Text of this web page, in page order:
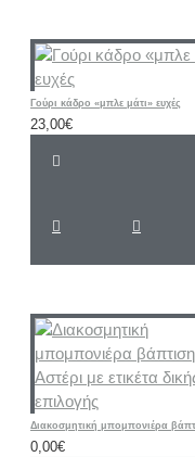
Γούρι κάδρο «μπλε μάτι» ευχές
23,00€
0,00€